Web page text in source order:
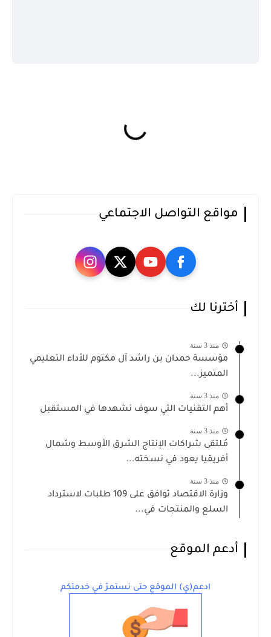
مواقع التواصل الاجتماعي
أخترنا لك
منذ 3 سنة
مؤسسة حمدان بن راشد آل مكتوم للأداء التعليمي
المتميز...
منذ 3 سنة
أهم التقنيات التي سوف نشهدها في المستقبل
منذ 3 سنة
مُلتقى شراكات الإنتاج الشرق الأوسط وشمال
أفريقيا يعود في نسخته...
منذ 3 سنة
وزارة الاقتصاد توافق على 109 طلبات لاسترداد
السلع والمنتجات في...
أدعم الموقع
ادعم(ي) الموقع حتى نستمرّ في خدمتكم